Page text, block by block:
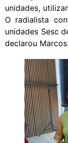
unidades,
O radialista
unidades Sesc
declarou